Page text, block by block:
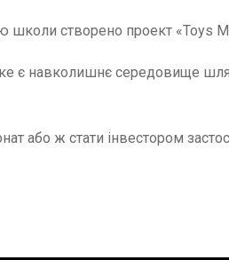
школи створено проект «Toys
є навколишнє середовище
або ж стати інвестором